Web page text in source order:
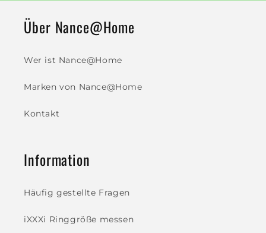
Über Nance@Home
Wer ist Nance@Home
Marken von Nance@Home
Kontakt
Information
Häufig gestellte Fragen
iXXXi Ringgröße messen